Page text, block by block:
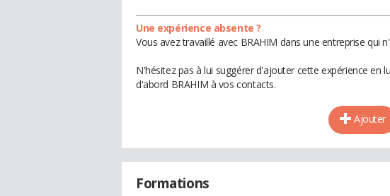
Une expérience absente ?
Vous avez travaillé avec BRAHIM dans une entreprise qui
N'hésitez pas à lui suggérer d'ajouter cette expérience en
d'abord BRAHIM à vos contacts.
Ajouter
Formations